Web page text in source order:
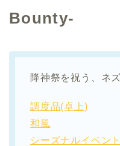
Bounty-
降神祭を祝う、ネ
調度品(卓上)
和風
シーズナルイベント